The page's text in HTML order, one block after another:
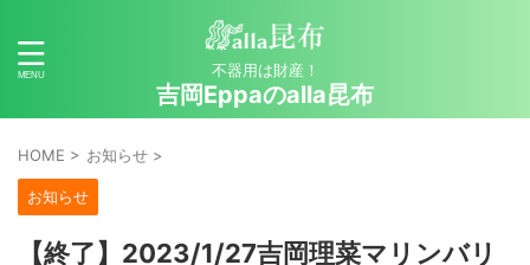
不器用は財産！
吉岡Eppaのalla昆布
HOME > お知らせ >
お知らせ
【終了】2023/1/27吉岡理菜マリンバリ